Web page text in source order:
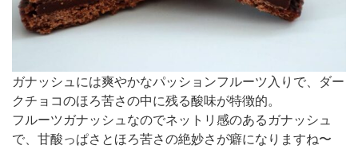
ガナッシュには爽やかなパッションフルーツ入りで、ダー
クチョコのほろ苦さの中に残る酸味が特徴的。
フルーツガナッシュなのでネットリ感のあるガナッシュ
で、甘酸っぱさとほろ苦さの絶妙さが癖になりますね〜